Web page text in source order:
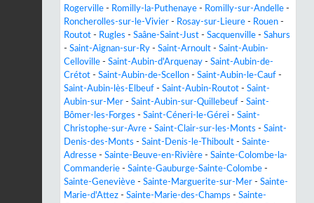
Rogerville - Romilly-la-Puthenaye - Romilly-sur-Andelle -
Roncherolles-sur-le-Vivier - Rosay-sur-Lieure - Rouen -
Routot - Rugles - Saâne-Saint-Just - Sacquenville - Sahurs
- Saint-Aignan-sur-Ry - Saint-Arnoult - Saint-Aubin-
Celloville - Saint-Aubin-d'Arquenay - Saint-Aubin-de-
Crétot - Saint-Aubin-de-Scellon - Saint-Aubin-le-Cauf -
Saint-Aubin-lès-Elbeuf - Saint-Aubin-Routot - Saint-
Aubin-sur-Mer - Saint-Aubin-sur-Quillebeuf - Saint-
Bômer-les-Forges - Saint-Céneri-le-Gérei - Saint-
Christophe-sur-Avre - Saint-Clair-sur-les-Monts - Saint-
Denis-des-Monts - Saint-Denis-le-Thiboult - Sainte-
Adresse - Sainte-Beuve-en-Rivière - Sainte-Colombe-la-
Commanderie - Sainte-Gauburge-Sainte-Colombe -
Sainte-Geneviève - Sainte-Marguerite-sur-Mer - Sainte-
Marie-d'Attez - Sainte-Marie-des-Champs - Sainte-